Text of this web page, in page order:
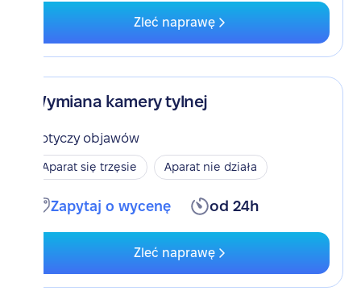
Zleć naprawę
Wymiana kamery tylnej
Dotyczy objawów
Aparat się trzęsie Aparat nie działa
Zapytaj o wycenę od 24h
Zleć naprawę